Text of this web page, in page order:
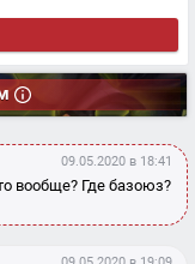
09.05.2020 в 18:41
вообще? Где базоюз?